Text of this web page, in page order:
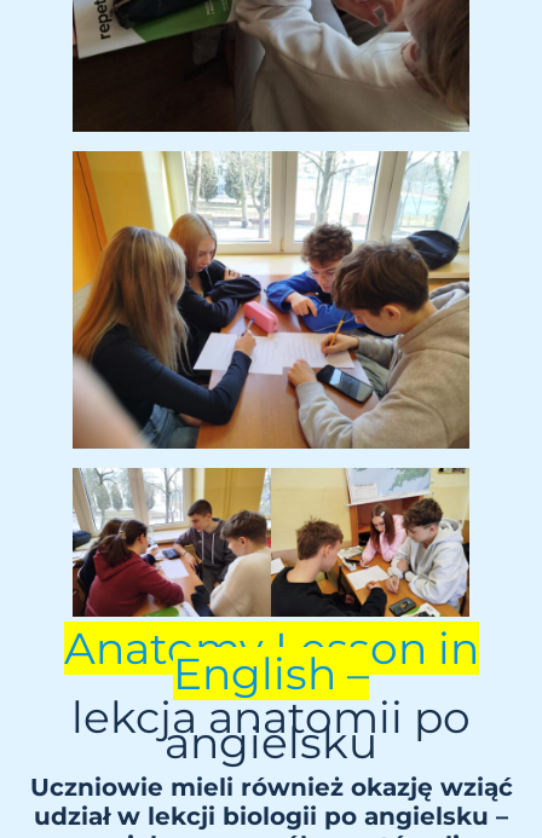
Anatomy Lesson in
English –
lekcja anatomii po
angielsku
Uczniowie mieli również okazję wziąć
udział w lekcji biologii po angielsku –